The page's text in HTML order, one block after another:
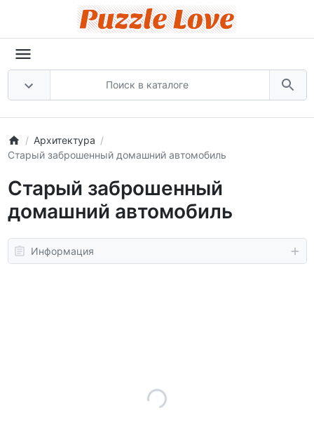
Архитектура
Старый заброшенный домашний автомобиль
Старый заброшенный
домашний автомобиль
Информация